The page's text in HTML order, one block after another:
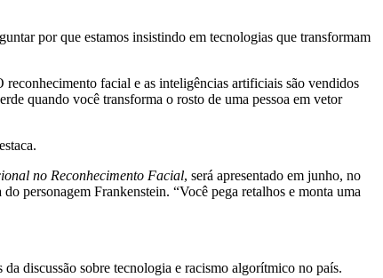
por que estamos insistindo em tecnologias que transformam
facial e as inteligências artificiais são vendidos
quando você transforma o rosto de uma pessoa em vetor
no Reconhecimento Facial, será apresentado em junho, no
personagem Frankenstein. “Você pega retalhos e monta uma
discussão sobre tecnologia e racismo algorítmico no país.